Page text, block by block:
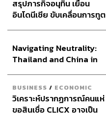
สรุปภารกิจอนุทิน เยือน
อินโดนีเซีย ขับเคลื่อนการทูต
อินโดนีเซีย
Navigating Neutrality:
Thailand and China in
BUSINESS / ECONOMIC
วิเคราะห์ปรากฏการณ์คนแห่
ขอสินเชื่อ CLICX อาจเป็น